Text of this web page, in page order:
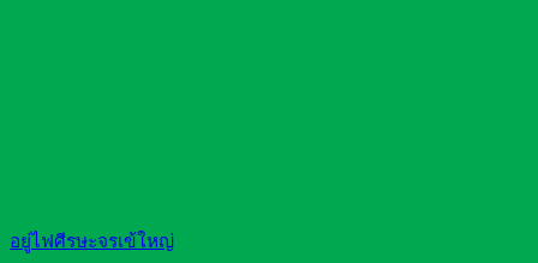
อยู่ไฟศีรษะจรเข้ใหญ่